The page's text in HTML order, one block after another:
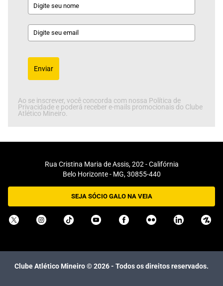
Enviar
Ao se inscrever, você concorda com nossa Política de
Privacidade e poderá receber e-mails promocionais do Clube
Atlético Mineiro.
Rua Cristina Maria de Assis, 202 - Califórnia
Belo Horizonte - MG, 30855-440
SEJA SÓCIO GALO NA VEIA
Clube Atlético Mineiro ©2026- Todos os direitos reservados.